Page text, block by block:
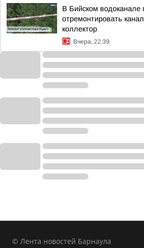
В Бийском водоканале
отремонтировать
коллектор
Вчера, 22:39
© Лента новостей Барнаула